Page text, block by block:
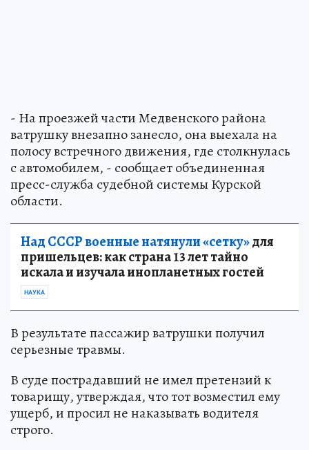
- На проезжей части Медвенского района
ватрушку внезапно занесло, она выехала на
полосу встречного движения, где столкнулась
с автомобилем, - сообщает объединенная
пресс-служба судебной системы Курской
области.
Над СССР военные натянули «сетку»для
пришельцев: как страна 13 лет тайно
искала и изучала инопланетных гостей
НАУКА
В результате пассажир ватрушки получил
серьезные травмы.
В суде пострадавший не имел претензий к
товарищу, утверждая, что тот возместил ему
ущерб, и просил не наказывать водителя
строго.